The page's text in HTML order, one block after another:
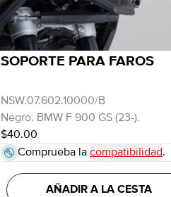
SOPORTE PARA FAROS
NSW.07.602.10000/B
Negro. BMW F 900 GS (23-).
$40.00
Comprueba la compatibilidad.
AÑADIR A LA CESTA